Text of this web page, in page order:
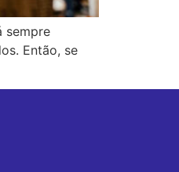
sempre
Então, se